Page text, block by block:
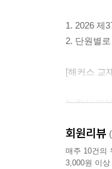
1. 2026 제
2. 단원별
[해커스 교
1. 최신 개
2. 난이도
학습 단계
있습니다.
회원리뷰
매주 10건의
3,000원 이